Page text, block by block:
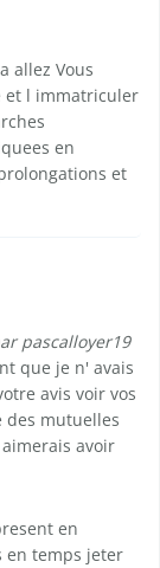
allez Vous
et l immatriculer
en
et
pascalloyer19
que je n' avais
avis voir vos
des mutuelles
aimerais avoir
en
en temps jeter